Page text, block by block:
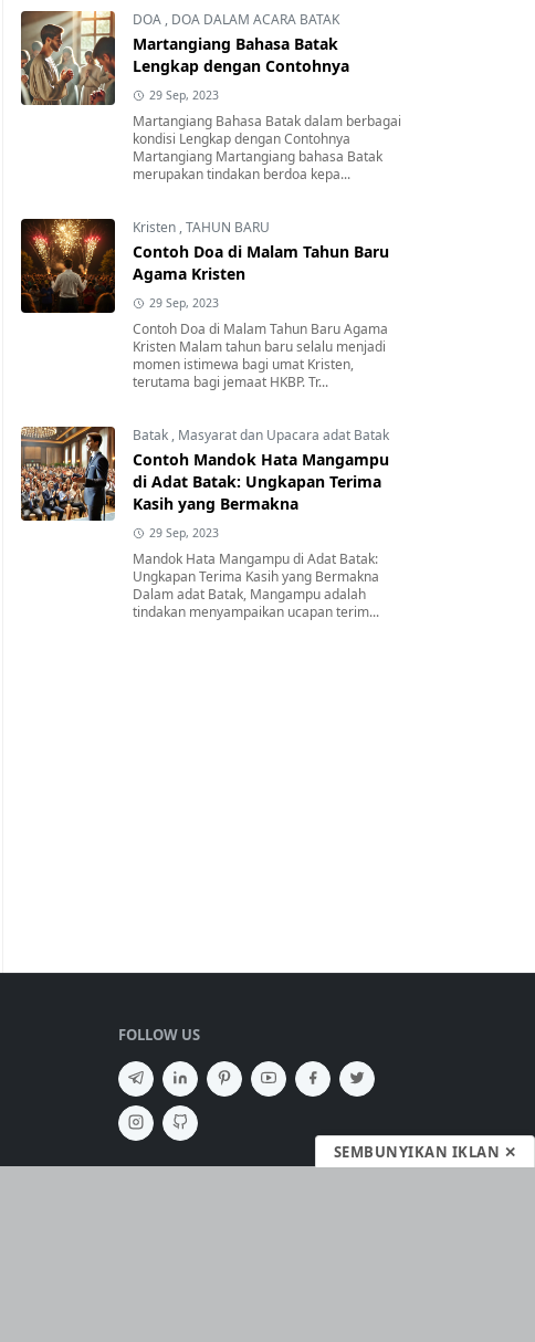
DOA , DOA DALAM ACARA BATAK
Martangiang Bahasa Batak
Lengkap dengan Contohnya
29 Sep, 2023
Martangiang Bahasa Batak dalam berbagai
kondisi Lengkap dengan Contohnya
Martangiang Martangiang bahasa Batak
merupakan tindakan berdoa kepa...
Kristen ,TAHUN BARU
Contoh Doa di Malam Tahun Baru
Agama Kristen
29 Sep, 2023
Contoh Doa di Malam Tahun Baru Agama
Kristen Malam tahun baru selalu menjadi
momen istimewa bagi umat Kristen,
terutama bagi jemaat HKBP. Tr...
Batak , Masyarat dan Upacara adat Batak
Contoh Mandok Hata Mangampu
di Adat Batak: Ungkapan Terima
Kasih yang Bermakna
29 Sep, 2023
Mandok Hata Mangampu di Adat Batak:
Ungkapan Terima Kasih yang Bermakna
Dalam adat Batak, Mangampu adalah
tindakan menyampaikan ucapan terim...
FOLLOW US
SEMBUNYIKAN IKLAN ✕